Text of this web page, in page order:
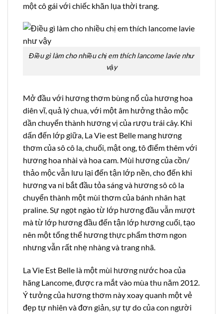
một cô gái với chiếc khăn lụa thời trang.
Điều gì làm cho nhiều chị em thích lancome lavie như
vậy
Mở đầu với hương thơm bùng nổ của hương hoa
diên vĩ, quả lý chua, với một âm hưởng thảo mộc
dần chuyển thành hương vị của rượu trái cây. Khi
dấn đến lớp giữa, La Vie est Belle mang hương
thơm của sô cô la, chuối, mật ong, tô điểm thêm với
hương hoa nhài và hoa cam. Mùi hương của cồn/
thảo mộc vẫn lưu lại đến tận lớp nền, cho đến khi
hương va ni bắt đầu tỏa sáng và hương sô cô la
chuyển thành một mùi thơm của bánh nhân hạt
praline. Sự ngọt ngào từ lớp hương đầu vẫn mượt
mà từ lớp hương đầu đến tận lớp hương cuối, tạo
nên một tổng thể hương thực phẩm thơm ngon
nhưng vẫn rất nhẹ nhàng và trang nhã.
La Vie Est Belle là một mùi hương nước hoa của
hãng Lancome, được ra mắt vào mùa thu năm 2012.
Ý tưởng của hương thơm này xoay quanh một vẻ
đẹp tự nhiên và đơn giản, sự tự do của con người